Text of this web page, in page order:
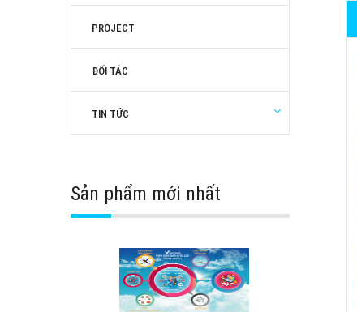
PROJECT
ĐỐI TÁC
TIN TỨC
Sản phẩm mới nhất